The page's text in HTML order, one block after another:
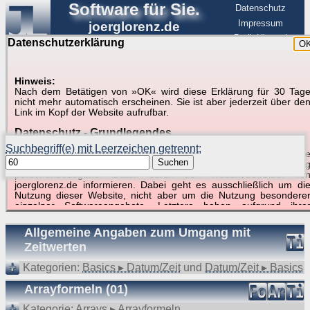
Datenschutzerklärung
Hinweis:
Nach dem Betätigen von »OK« wird diese Erklärung für 30 Tage
nicht mehr automatisch erscheinen. Sie ist aber jederzeit über den
Link im Kopf der Website aufrufbar.
Datenschutz - Grundlegendes
Diese Datenschutzerklärung soll die Nutzer dieser Website über die
Art, den Umfang und den Zweck der Erhebung und Verwendung
personenbezogener Daten durch den Websitebetreiber von
joerglorenz.de informieren. Dabei geht es ausschließlich um die
Nutzung dieser Website, nicht aber um die Nutzung besonderer
einzelner Softwareangebote. Letztere haben aufgrund ihrer
gespeichert werden müssen, die für das Funktionieren erforderlich
sind. Hier ist es wichtig, dass Sie selbst zum Testen dieser
Funktionen möglichst erfundene Daten verwenden. Ansonsten wird
auf die spezifischen Besonderheiten beim jeweiligen Angebot
gesondert hingewiesen.
Generell gilt: Wenn Sie ein Angebot bei den Add-Ins nutzen, bei
dem Daten übertragen werden, werden diese Daten auf dem
Software für Sie.
joerglorenz.de
Datenschutz
Impressum
BerlinHimmel
Suche in Beispielen und Tipps zu Excel und
VBA
Suchbegriff(e) mit Leerzeichen getrennt:
Suchen
Suchergebnisse (7 Treffer, 1 Begriff)
Allgemeine Angaben zum Umgang mit
Zeitwerten
Kategorien: Basics ▸ Datum/Zeit und Datum/Zeit ▸ Basics
Arrayformeln (01)